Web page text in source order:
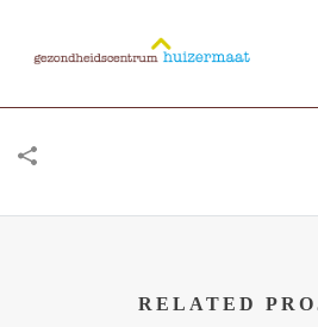
RELATED